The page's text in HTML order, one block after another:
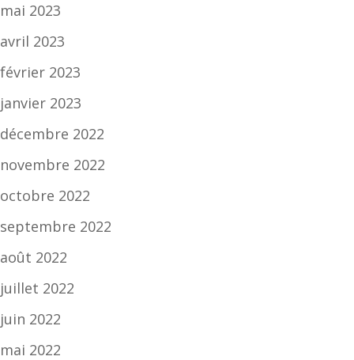
mai 2023
avril 2023
février 2023
janvier 2023
décembre 2022
novembre 2022
octobre 2022
septembre 2022
août 2022
juillet 2022
juin 2022
mai 2022